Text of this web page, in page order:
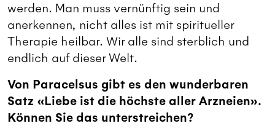
werden. Man muss vernünftig sein und
anerkennen, nicht alles ist mit spiritueller
Therapie heilbar. Wir alle sind sterblich und
endlich auf dieser Welt.
Von Paracelsus gibt es den wunderbaren
Satz «Liebe ist die höchste aller Arzneien».
Können Sie das unterstreichen?